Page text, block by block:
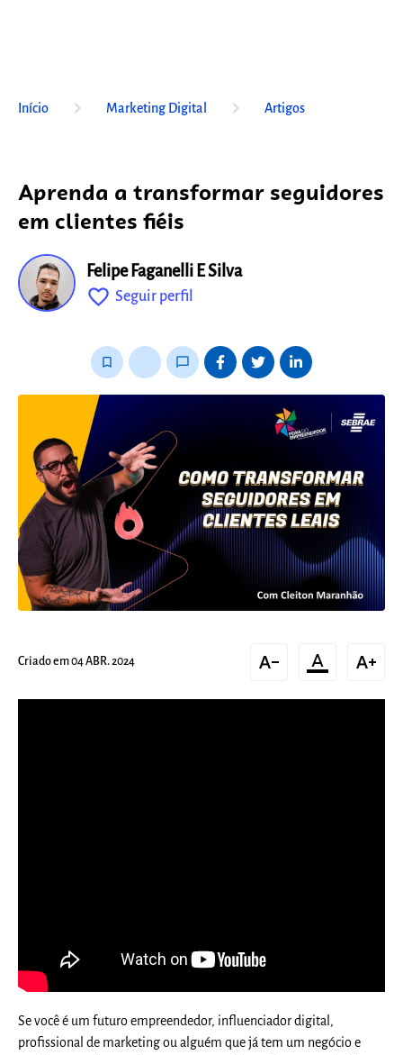
Início keyboard_arrow_right Marketing Digital keyboard_arrow_right Artigos
Aprenda a transformar seguidores
em clientes fiéis
Felipe Faganelli E Silva
favorite_outline Seguir perfil
bookmark_border chat_bubble_outline
Criado em 04 ABR. 2024 text_decrease format_color_text text_increase
Se você é um futuro empreendedor, influenciador digital,
profissional de marketing ou alguém que já tem um negócio e